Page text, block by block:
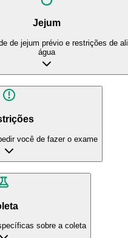
Jejum
de jejum prévio e restrições de
água
você de fazer o exame
sobre a coleta